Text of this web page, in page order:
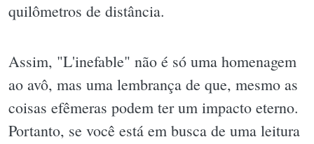
quilômetros de distância.
Assim, "L'inefable" não é só uma homenagem
ao avô, mas uma lembrança de que, mesmo as
coisas efêmeras podem ter um impacto eterno.
Portanto, se você está em busca de uma leitura